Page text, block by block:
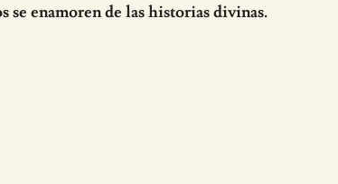
se enamoren de las historias divinas.